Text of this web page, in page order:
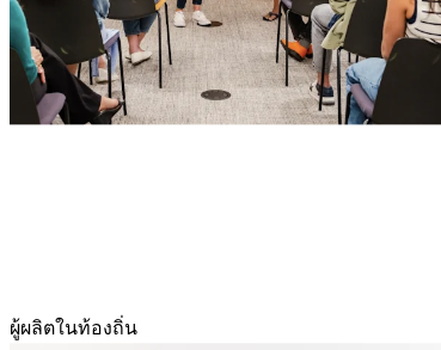
ผู้ผลิตในท้องถิ่น